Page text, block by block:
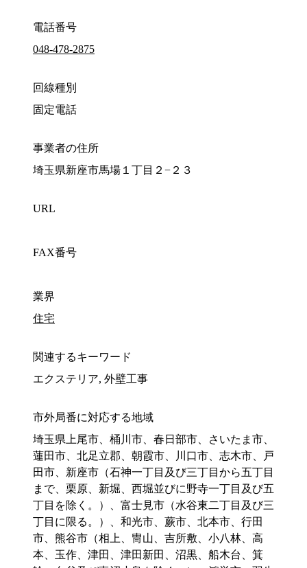
電話番号
048-478-2875
回線種別
固定電話
事業者の住所
埼玉県新座市馬場１丁目２−２３
URL
FAX番号
業界
住宅
関連するキーワード
エクステリア, 外壁工事
市外局番に対応する地域
埼玉県上尾市、桶川市、春日部市、さいたま市、
蓮田市、北足立郡、朝霞市、川口市、志木市、戸
田市、新座市（石神一丁目及び三丁目から五丁目
まで、栗原、新堀、西堀並びに野寺一丁目及び五
丁目を除く。）、富士見市（水谷東二丁目及び三
丁目に限る。）、和光市、蕨市、北本市、行田
市、熊谷市（相上、冑山、吉所敷、小八林、高
本、玉作、津田、津田新田、沼黒、船木台、箕